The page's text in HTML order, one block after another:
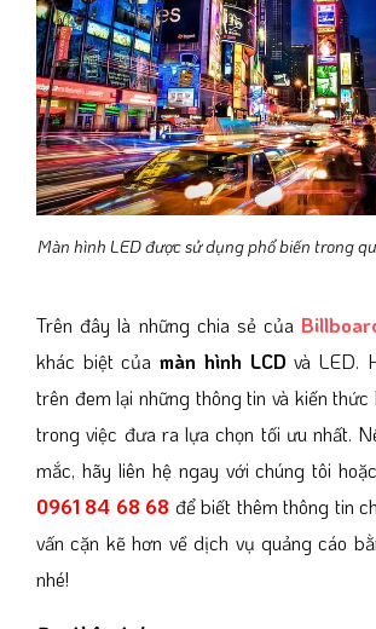
Màn hình LED được sử dụng phổ biến trong
Trên đây là những chia sẻ của
khác biệt củamàn hình LCD và LED.
trên đem lại những thông tin và kiến thức
trong việc đưa ra lựa chọn tối ưu nhất.
mắc, hãy liên hệ ngay với chúng tôi
0961 84 68 68 để biết thêm thông tin
vấn cặn kẽ hơn về dịch vụ quảng cáo
nhé!